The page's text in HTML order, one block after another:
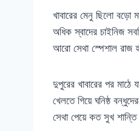
খাবারের মেনু ছিলো বড়ো
অধিক স্বাদের চাইনিজ
আরো সেথা স্পেশাল রাজ
দুপুরের খাবারের পর মাঠে
খেলতে গিয়ে ঘনিষ্ঠ
সেথা পেয়ে কত সুখ